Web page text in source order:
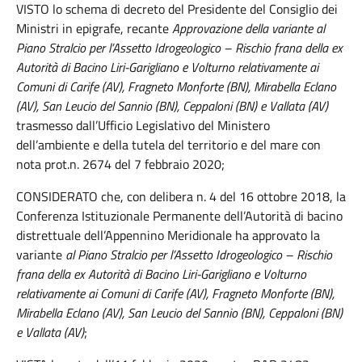
VISTO lo schema di decreto del Presidente del Consiglio dei
Ministri in epigrafe, recanteApprovazione della variante al
Piano Stralcio per l’Assetto Idrogeologico – Rischio frana della ex
Autorità di Bacino Liri-Garigliano e Volturno relativamente ai
Comuni di Carife (AV), Fragneto Monforte (BN), Mirabella Eclano
(AV), San Leucio del Sannio (BN), Ceppaloni (BN) e Vallata (AV)
trasmesso dall’Ufficio Legislativo del Ministero
dell’ambiente e della tutela del territorio e del mare con
nota prot.n. 2674 del 7 febbraio 2020;
CONSIDERATO che, con delibera n. 4 del 16 ottobre 2018, la
Conferenza Istituzionale Permanente dell’Autorità di bacino
distrettuale dell’Appennino Meridionale ha approvato la
variante al Piano Stralcio per l’Assetto Idrogeologico – Rischio
frana della ex Autorità di Bacino Liri-Garigliano e Volturno
relativamente ai Comuni di Carife (AV), Fragneto Monforte (BN),
Mirabella Eclano (AV), San Leucio del Sannio (BN), Ceppaloni (BN)
e Vallata (AV);